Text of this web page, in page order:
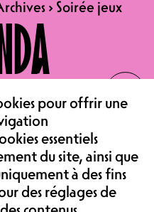
‹
› Soirée jeux
&
› Soirée jeux
vous sont
et
chaque mois
et L'île aux
à 23h30, un
mis à
des
il y en a pour
tous les
pour offrir une
essentiels
du site, ainsi que
à des fins
des réglages de